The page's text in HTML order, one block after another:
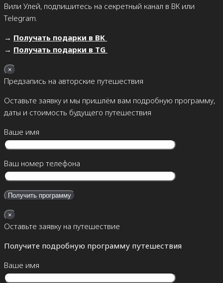
Вили Улей, подпишитесь на секретный канал в ВК или
Telegram.
→ Получать подарки в ВК
→ Получать подарки в TG
×
Предзапись на авторские путешествия
Оставьте заявку и мы пришлём вам подробную программу,
даты и стоимость будущего путешествия
Ваше имя
Ваш номер телефона
×
Оставьте заявку на путешествие
Получите подробную программу путешествия
Ваше имя